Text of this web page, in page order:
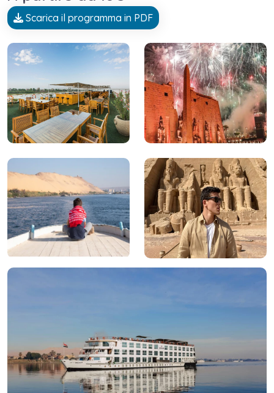
Scarica il programma in PDF